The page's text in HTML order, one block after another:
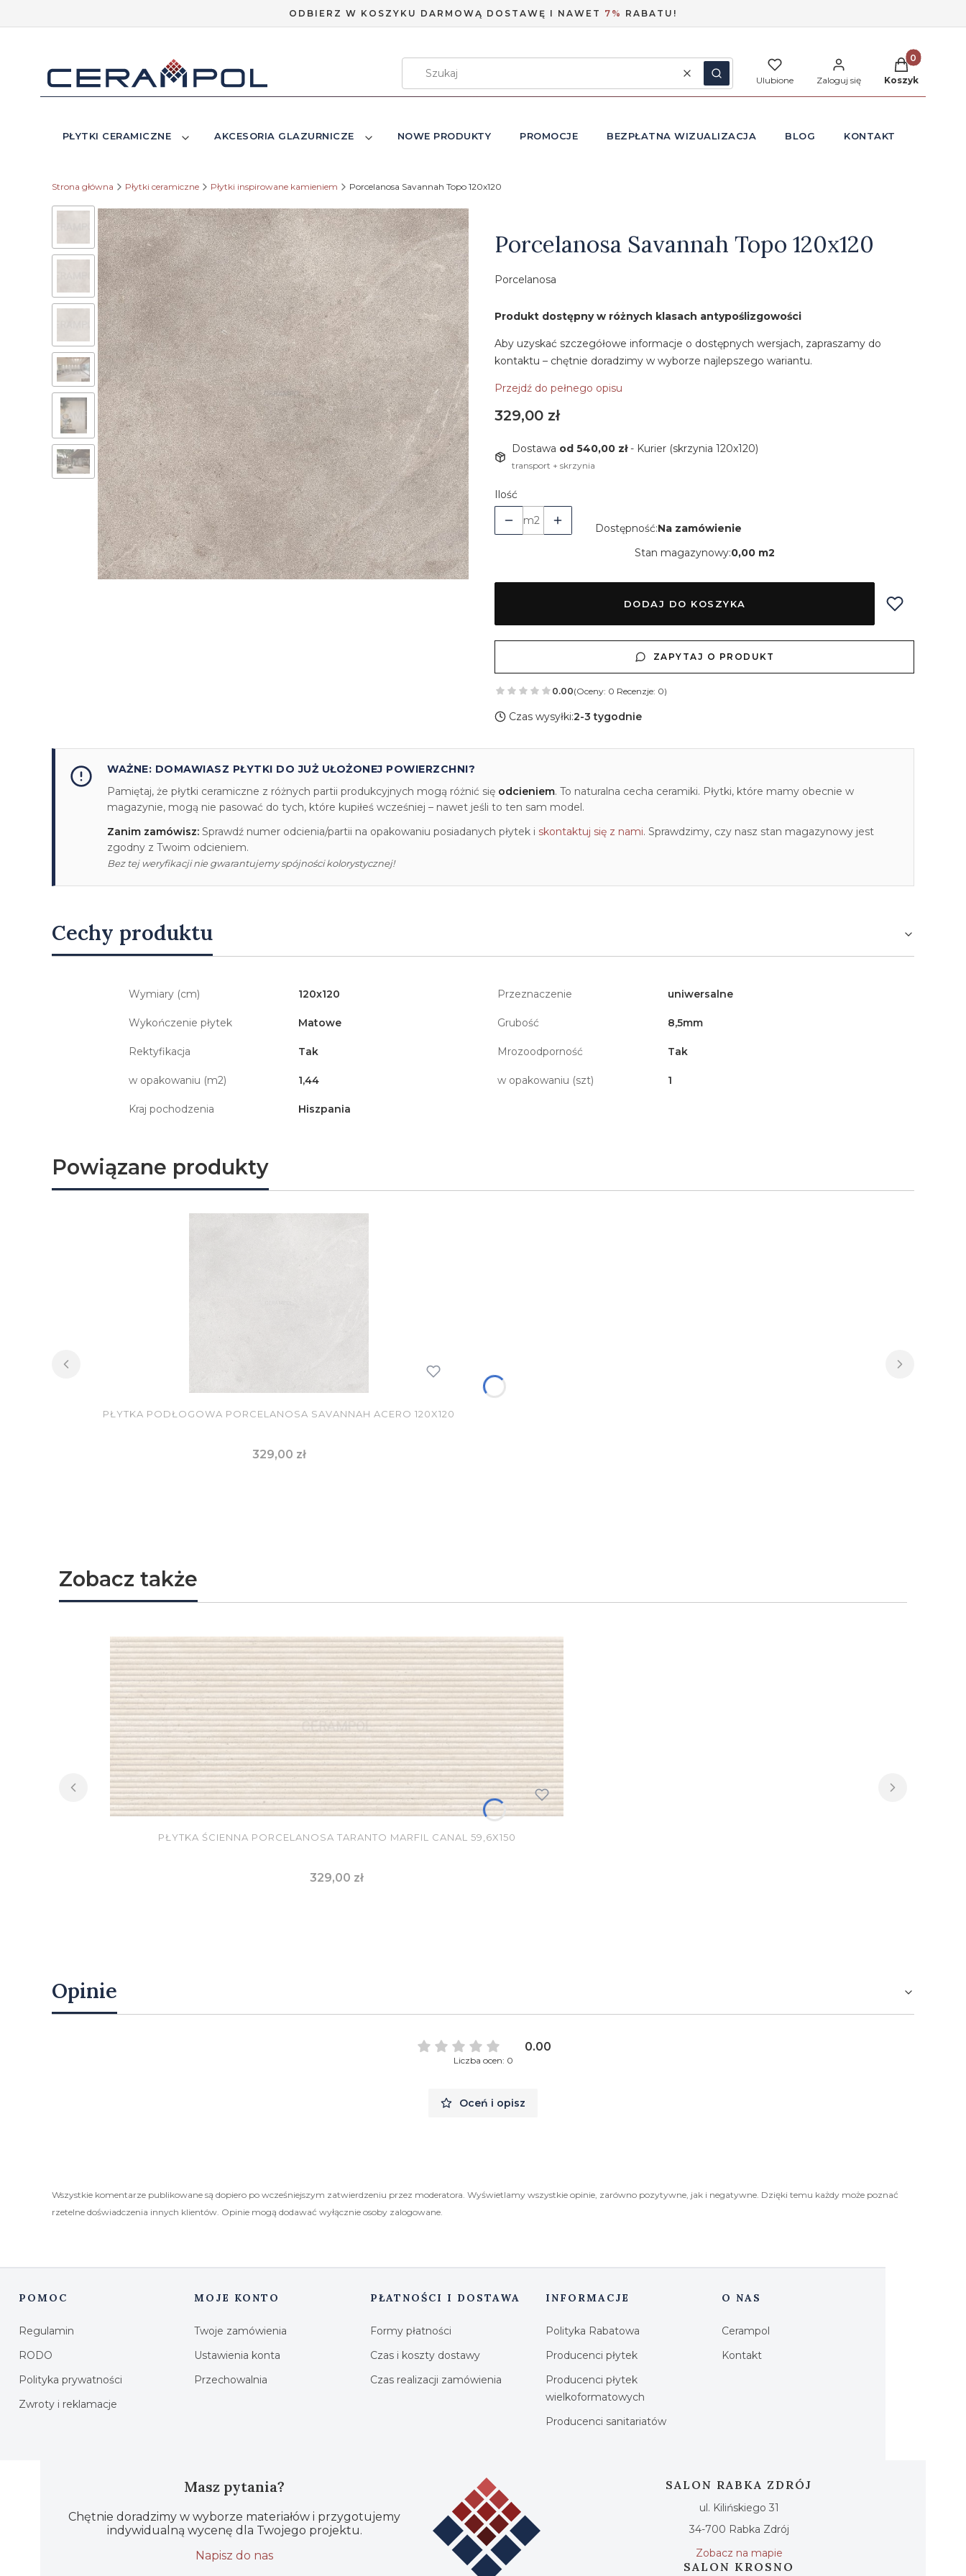
ODBIERZ W KOSZYKU DARMOWĄ DOSTAWĘ I NAWET 7% RABATU!
WyczyśćSzukaj Ulubione Zaloguj się
Produkty w
Koszyk
PŁYTKI CERAMICZNE AKCESORIA GLAZURNICZE NOWE PRODUKTY PROMOCJE BEZPŁATNA WIZUALIZACJA BLOG KONTAKT
Strona główna Płytki ceramiczne Płytki inspirowane kamieniem Porcelanosa Savannah Topo 120x120
Porcelanosa Savannah Topo 120x120
Porcelanosa
Produkt dostępny w różnych klasach antypoślizgowości
Aby uzyskać szczegółowe informacje o dostępnych wersjach, zapraszamy do
kontaktu – chętnie doradzimy w wyborze najlepszego wariantu.
Przejdź do pełnego opisu
Cena
329,00 zł
Dostawa od 540,00 zł- Kurier (skrzynia 120x120)
transport + skrzynia
Ilość
m2
Dostępność:Na zamówienie
Stan magazynowy:0,00 m2
DODAJ DO KOSZYKA
ZAPYTAJ O PRODUKT
0.00(Oceny: 0 Recenzje: 0)
Czas wysyłki:2-3 tygodnie
WAŻNE: DOMAWIASZ PŁYTKI DO JUŻ UŁOŻONEJ POWIERZCHNI?
Pamiętaj, że płytki ceramiczne z różnych partii produkcyjnych mogą różnić się odcieniem. To naturalna cecha ceramiki. Płytki, które mamy obecnie w
magazynie, mogą nie pasować do tych, które kupiłeś wcześniej – nawet jeśli to ten sam model.
Zanim zamówisz: Sprawdź numer odcienia/partii na opakowaniu posiadanych płytek i skontaktuj się z nami. Sprawdzimy, czy nasz stan magazynowy jest
zgodny z Twoim odcieniem.
Bez tej weryfikacji nie gwarantujemy spójności kolorystycznej!
Cechy produktu
Wymiary (cm) 120x120 Przeznaczenie uniwersalne
Wykończenie płytek Matowe Grubość 8,5mm
Rektyfikacja Tak Mrozoodporność Tak
w opakowaniu (m2) 1,44 w opakowaniu (szt) 1
Kraj pochodzenia Hiszpania
Powiązane produkty
PŁYTKA PODŁOGOWA PORCELANOSA SAVANNAH ACERO 120X120
Cena
329,00 zł
Zobacz także
PŁYTKA ŚCIENNA PORCELANOSA TARANTO MARFIL CANAL 59,6X150
Cena
329,00 zł
Opinie
0.00
Liczba ocen: 0
Oceń i opisz
Wszystkie komentarze publikowane są dopiero po wcześniejszym zatwierdzeniu przez moderatora. Wyświetlamy wszystkie opinie, zarówno pozytywne, jak i negatywne. Dzięki temu każdy może poznać
rzetelne doświadczenia innych klientów. Opinie mogą dodawać wyłącznie osoby zalogowane.
Linki w stopce
POMOC
Regulamin
RODO
Polityka prywatności
Zwroty i reklamacje
MOJE KONTO
Twoje zamówienia
Ustawienia konta
Przechowalnia
PŁATNOŚCI I DOSTAWA
Formy płatności
Czas i koszty dostawy
Czas realizacji zamówienia
INFORMACJE
Polityka Rabatowa
Producenci płytek
Producenci płytek
wielkoformatowych
Producenci sanitariatów
O NAS
Cerampol
Kontakt
Masz pytania?
Chętnie doradzimy w wyborze materiałów i przygotujemy
indywidualną wycenę dla Twojego projektu.
Napisz do nas
SALON RABKA ZDRÓJ
ul. Kilińskiego 31
34-700 Rabka Zdrój
Zobacz na mapie
SALON KROSNO